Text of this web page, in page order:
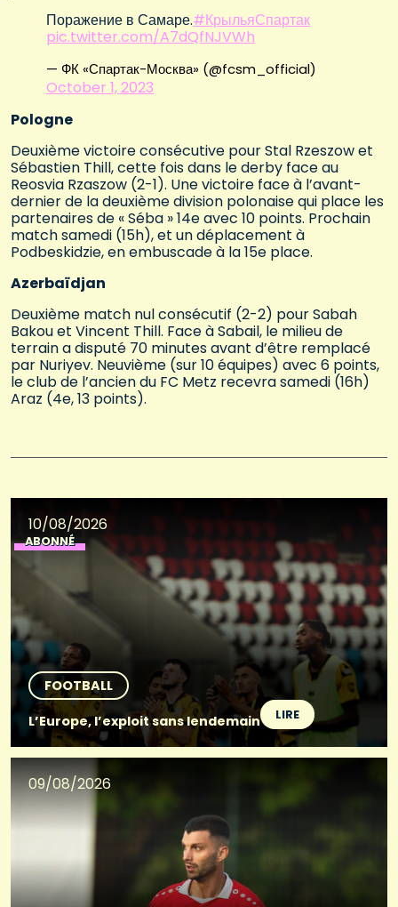
Поражение в Самаре.#КрыльяСпартак
pic.twitter.com/A7dQfNJVWh
— ФК «Спартак-Москва» (@fcsm_official)
October 1, 2023
Pologne
Deuxième victoire consécutive pour Stal Rzeszow et
Sébastien Thill, cette fois dans le derby face au
Reosvia Rzaszow (2-1). Une victoire face à l’avant-
dernier de la deuxième division polonaise qui place les
partenaires de « Séba » 14e avec 10 points. Prochain
match samedi (15h), et un déplacement à
Podbeskidzie, en embuscade à la 15e place.
Azerbaïdjan
Deuxième match nul consécutif (2-2) pour Sabah
Bakou et Vincent Thill. Face à Sabail, le milieu de
terrain a disputé 70 minutes avant d’être remplacé
par Nuriyev. Neuvième (sur 10 équipes) avec 6 points,
le club de l’ancien du FC Metz recevra samedi (16h)
Araz (4e, 13 points).
10/08/2026
ABONNÉ
FOOTBALL
L’Europe, l’exploit sans lendemain
LIRE
09/08/2026